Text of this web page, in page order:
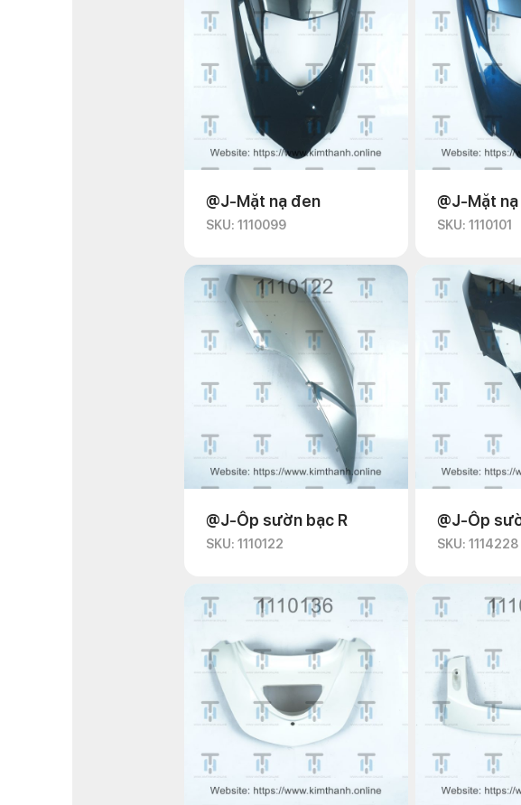
@J-Mặt nạ đen
SKU: 1110099
@J-Mặt
SKU: 1110101
@J-Ốp sườn bạc R
SKU: 1110122
@J-Ốp
SKU: 1114228